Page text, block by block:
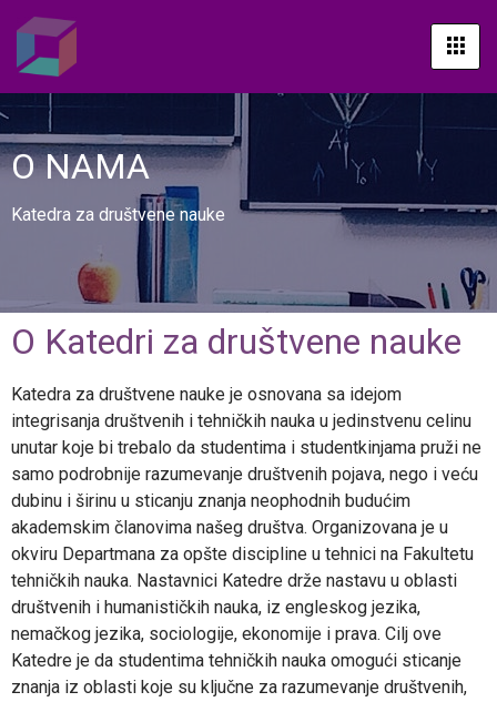
O NAMA
Katedra za društvene nauke
O Katedri za društvene nauke
Katedra za društvene nauke je osnovana sa idejom
integrisanja društvenih i tehničkih nauka u jedinstvenu celinu
unutar koje bi trebalo da studentima i studentkinjama pruži ne
samo podrobnije razumevanje društvenih pojava, nego i veću
dubinu i širinu u sticanju znanja neophodnih budućim
akademskim članovima našeg društva. Organizovana je u
okviru Departmana za opšte discipline u tehnici na Fakultetu
tehničkih nauka. Nastavnici Katedre drže nastavu u oblasti
društvenih i humanističkih nauka, iz engleskog jezika,
nemačkog jezika, sociologije, ekonomije i prava. Cilj ove
Katedre je da studentima tehničkih nauka omogući sticanje
znanja iz oblasti koje su ključne za razumevanje društvenih,